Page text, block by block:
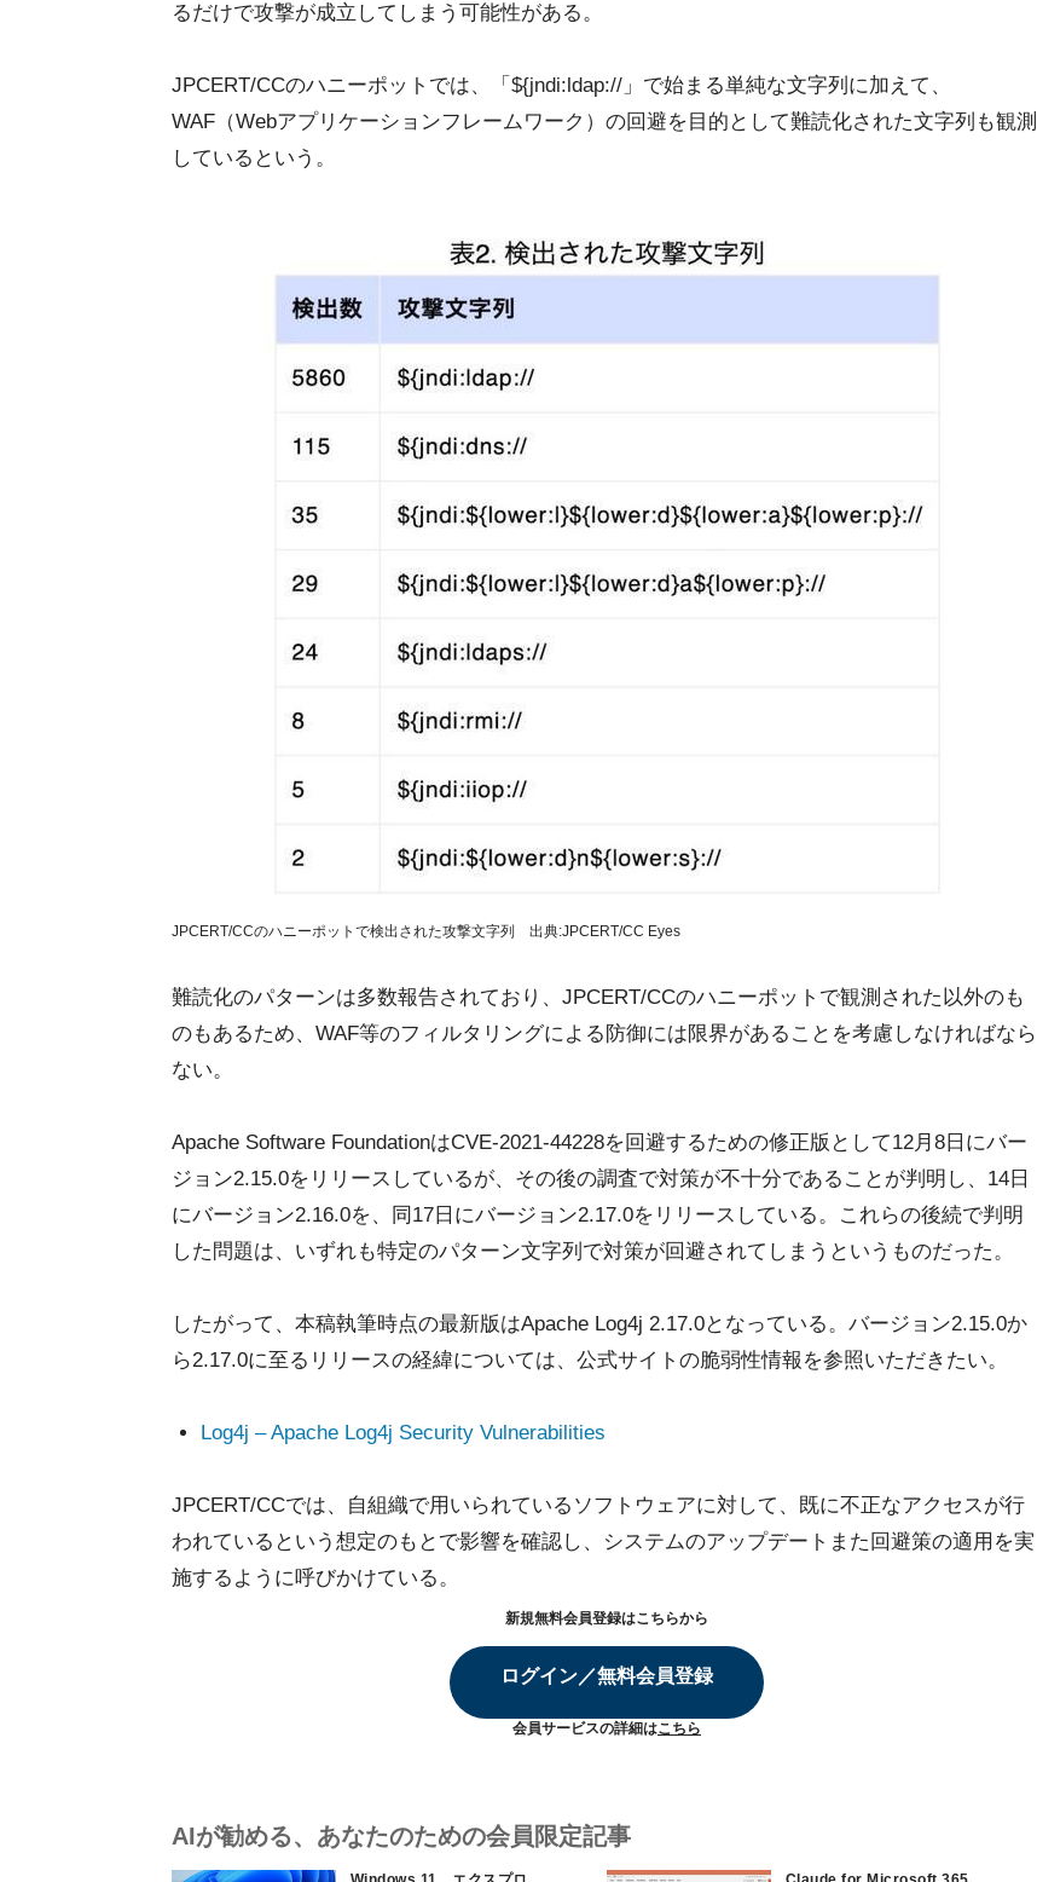
るだけで攻撃が成立してしまう可能性がある。
JPCERT/CCのハニーポットでは、「${jndi:ldap://」で始まる単純な文字列に加えて、
WAF（Webアプリケーションフレームワーク）の回避を目的として難読化された文字列も観測
しているという。
JPCERT/CCのハニーポットで検出された攻撃文字列 出典:JPCERT/CC Eyes
難読化のパターンは多数報告されており、JPCERT/CCのハニーポットで観測された以外のも
のもあるため、WAF等のフィルタリングによる防御には限界があることを考慮しなければなら
ない。
Apache Software FoundationはCVE-2021-44228を回避するための修正版として12月8日にバー
ジョン2.15.0をリリースしているが、その後の調査で対策が不十分であることが判明し、14日
にバージョン2.16.0を、同17日にバージョン2.17.0をリリースしている。これらの後続で判明
した問題は、いずれも特定のパターン文字列で対策が回避されてしまうというものだった。
したがって、本稿執筆時点の最新版はApache Log4j 2.17.0となっている。バージョン2.15.0か
ら2.17.0に至るリリースの経緯については、公式サイトの脆弱性情報を参照いただきたい。
Log4j – Apache Log4j Security Vulnerabilities
JPCERT/CCでは、自組織で用いられているソフトウェアに対して、既に不正なアクセスが行
われているという想定のもとで影響を確認し、システムのアップデートまた回避策の適用を実
施するように呼びかけている。
新規無料会員登録はこちらから
ログイン／無料会員登録
会員サービスの詳細はこちら
AIが勧める、あなたのための会員限定記事